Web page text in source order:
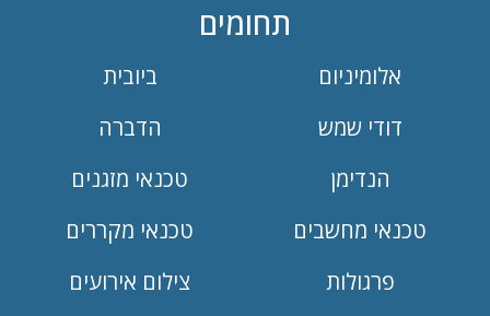
תחומים
אלומיניום
ביובית
דודי שמש
הדברה
הנדימן
טכנאי מזגנים
טכנאי מחשבים
טכנאי מקררים
פרגולות
צילום אירועים